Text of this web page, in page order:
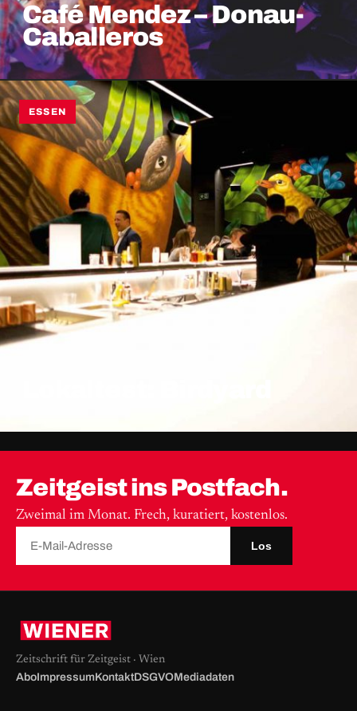
Café Mendez – Donau-
Caballeros
ESSEN
Zeitgeist ins Postfach.
Zweimal im Monat. Frech, kuratiert, kostenlos.
Los
Zeitschrift für Zeitgeist · Wien
AboImpressumKontaktDSGVOMediadaten